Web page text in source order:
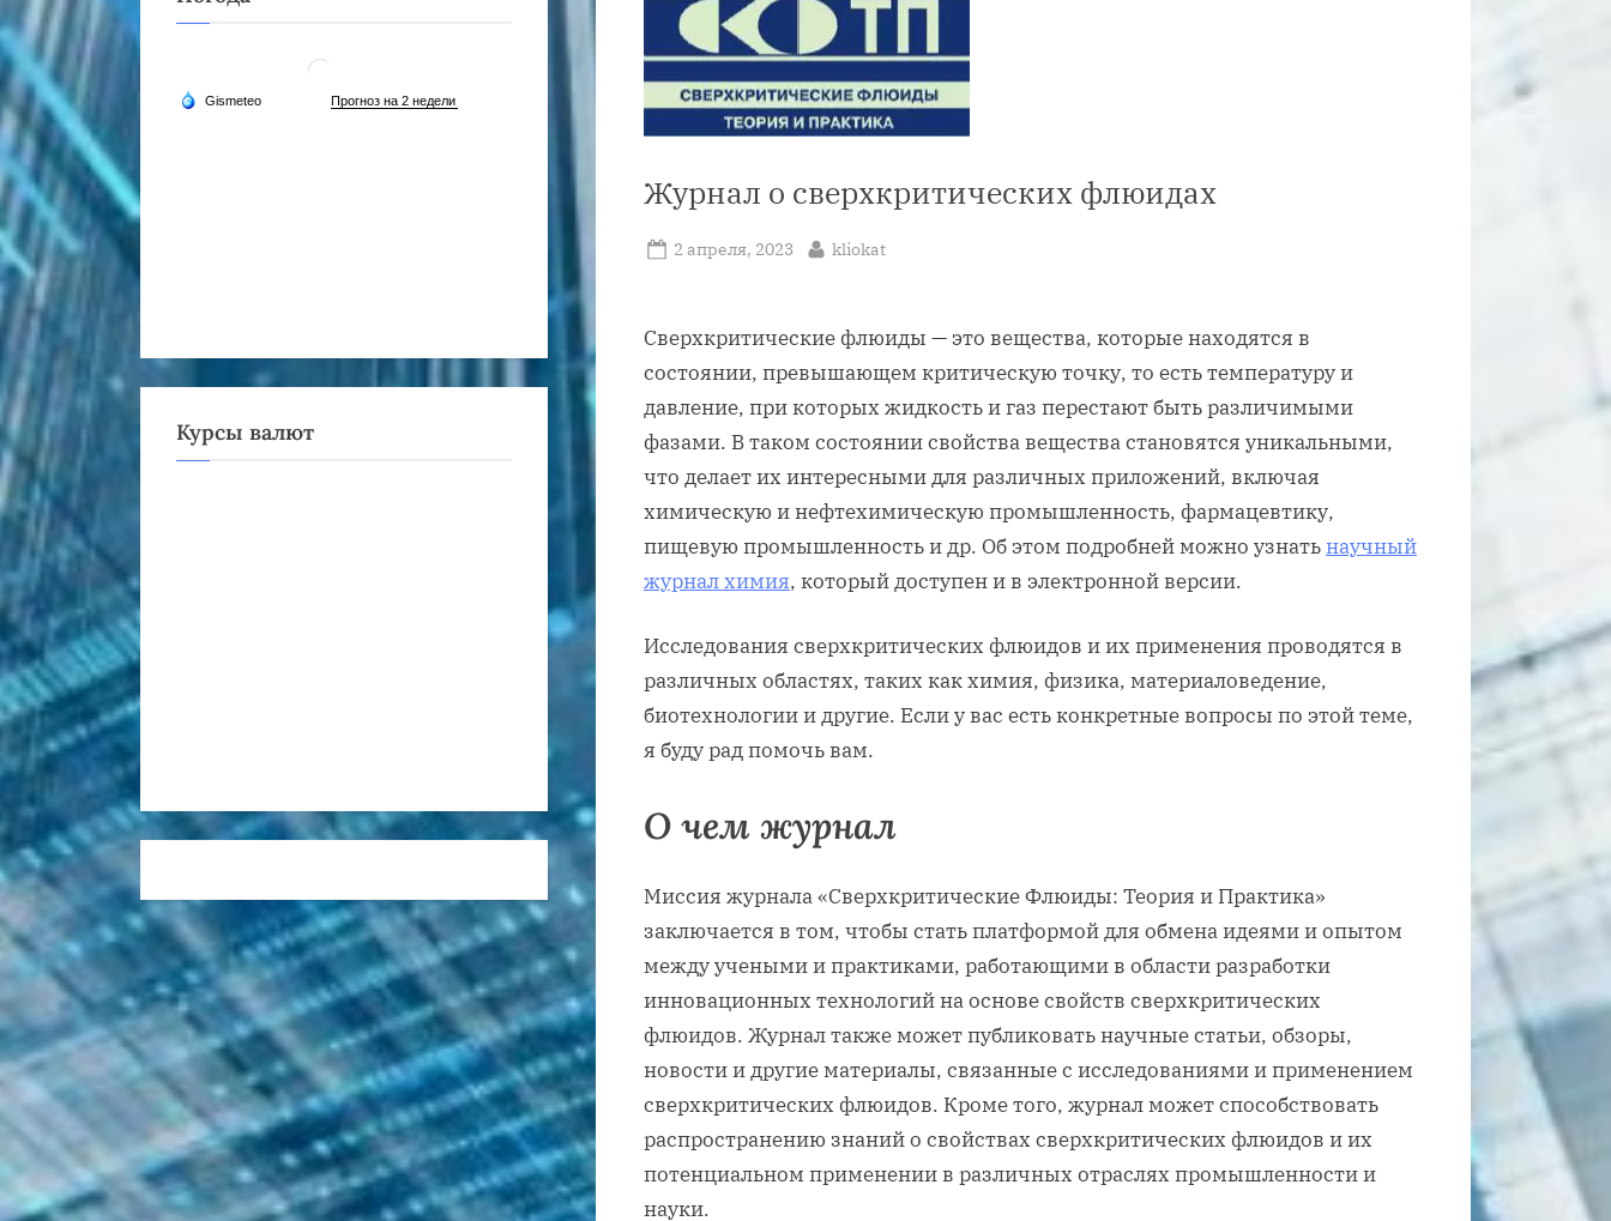
Журнал о сверхкритических флюидах
Posted
2 апреля, 2023 By
kliokat
Сверхкритические флюиды — это вещества, которые находятся в
состоянии, превышающем критическую точку, то есть температуру и
давление, при которых жидкость и газ перестают быть различимыми
фазами. В таком состоянии свойства вещества становятся уникальными,
что делает их интересными для различных приложений, включая
химическую и нефтехимическую промышленность, фармацевтику,
пищевую промышленность и др. Об этом подробней можно узнатьнаучный
журнал химия, который доступен и в электронной версии.
Исследования сверхкритических флюидов и их применения проводятся в
различных областях, таких как химия, физика, материаловедение,
биотехнологии и другие. Если у вас есть конкретные вопросы по этой теме,
я буду рад помочь вам.
О чем журнал
Миссия журнала «Сверхкритические Флюиды: Теория и Практика»
заключается в том, чтобы стать платформой для обмена идеями и опытом
между учеными и практиками, работающими в области разработки
инновационных технологий на основе свойств сверхкритических
флюидов. Журнал также может публиковать научные статьи, обзоры,
новости и другие материалы, связанные с исследованиями и применением
сверхкритических флюидов. Кроме того, журнал может способствовать
распространению знаний о свойствах сверхкритических флюидов и их
потенциальном применении в различных отраслях промышленности и
науки.
Курсы валют